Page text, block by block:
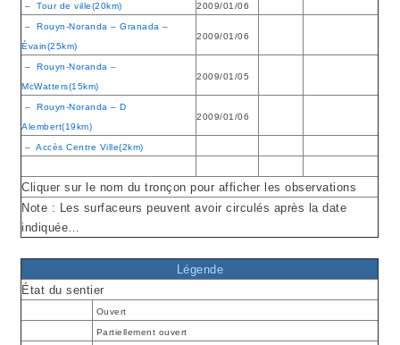
– Tour de ville(20km) 2009/01/06
– Rouyn-Noranda – Granada –
Évain(25km)
2009/01/06
– Rouyn-Noranda –
McWatters(15km)
2009/01/05
– Rouyn-Noranda – D
Alembert(19km)
2009/01/06
– Accès Centre Ville(2km)
Cliquer sur le nom du tronçon pour afficher les observations
Note : Les surfaceurs peuvent avoir circulés après la date
indiquée…
Légende
État du sentier
Ouvert
Partiellement ouvert